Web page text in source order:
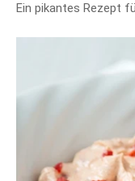
Ein pikantes Rezept